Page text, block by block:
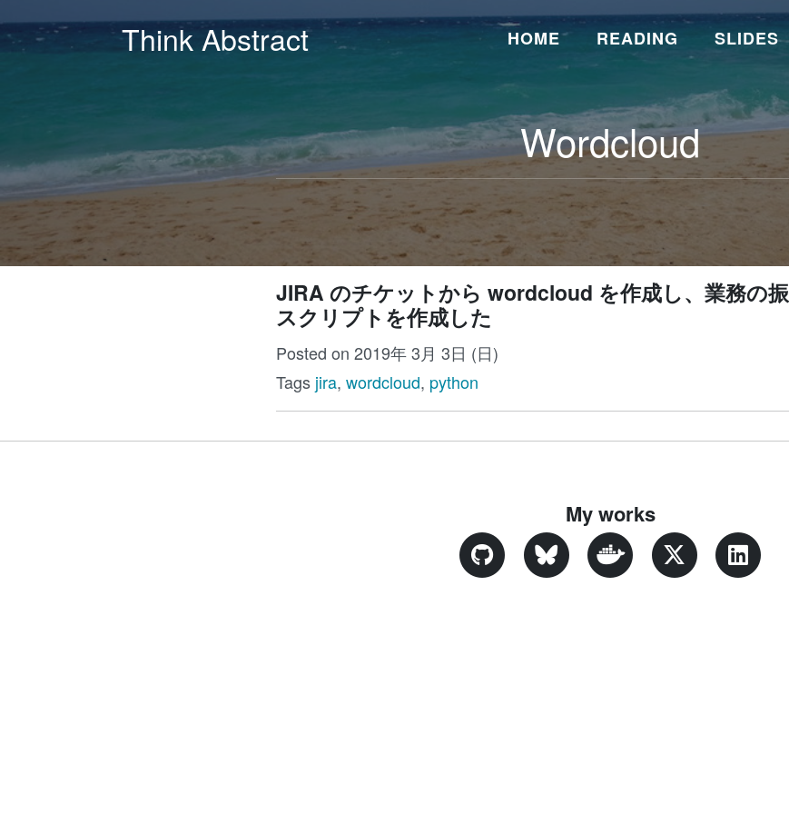
Think Abstract HOME READING SLIDES
Wordcloud
JIRA のチケットから wordcloud を作成し、業務の
スクリプトを作成した
Posted on 2019年 3月 3日 (日)
Tags jira, wordcloud, python
My works